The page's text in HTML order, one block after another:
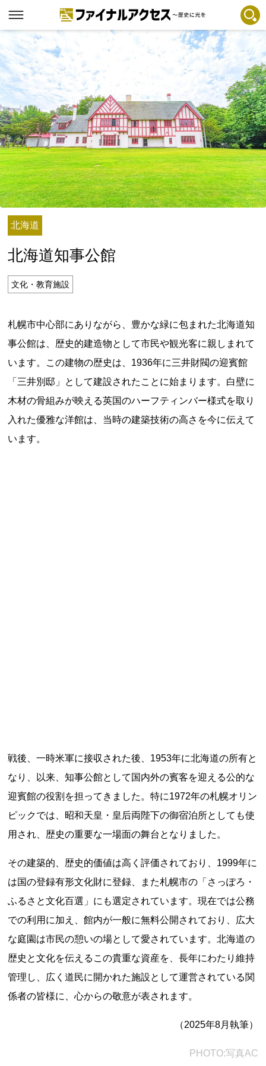
注目コンテンツ 一覧
ファイナルアクセスとは
メディアの編集方針とコンテンツポリシー
プライバシーポリシー
お問合せ
免責事項
不具合・報告事項
記事掲載基準
Special Thanks
フリーワードで探す
Final Access Books
橋野高炉
北海道
北海道知事公館
文化・教育施設
札幌市中心部にありながら、豊かな緑に包まれた北海道知
事公館は、歴史的建造物として市民や観光客に親しまれて
います。この建物の歴史は、1936年に三井財閥の迎賓館
「三井別邸」として建設されたことに始まります。白壁に
木材の骨組みが映える英国のハーフティンバー様式を取り
入れた優雅な洋館は、当時の建築技術の高さを今に伝えて
います。
戦後、一時米軍に接収された後、1953年に北海道の所有と
なり、以来、知事公館として国内外の賓客を迎える公的な
迎賓館の役割を担ってきました。特に1972年の札幌オリン
ピックでは、昭和天皇・皇后両陛下の御宿泊所としても使
用され、歴史の重要な一場面の舞台となりました。
その建築的、歴史的価値は高く評価されており、1999年に
は国の登録有形文化財に登録、また札幌市の「さっぽろ・
ふるさと文化百選」にも選定されています。現在では公務
での利用に加え、館内が一般に無料公開されており、広大
な庭園は市民の憩いの場として愛されています。北海道の
歴史と文化を伝えるこの貴重な資産を、長年にわたり維持
管理し、広く道民に開かれた施設として運営されている関
係者の皆様に、心からの敬意が表されます。
（2025年8月執筆）
PHOTO:写真AC